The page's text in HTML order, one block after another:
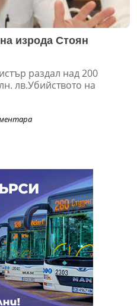
изрода Стоян
раздал над 200
лв.Убийството на